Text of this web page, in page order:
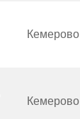
Кемерово
Кемерово